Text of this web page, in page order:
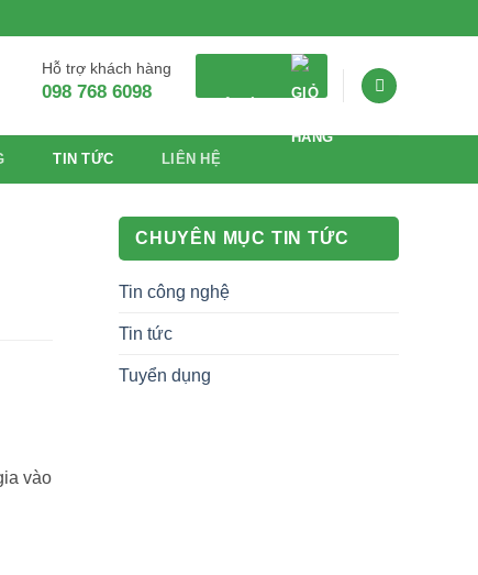
Hỗ trợ khách hàng
098 768 6098
TIN TỨC LIÊN HỆ
vào
CHUYÊN MỤC TIN TỨC
Tin công nghệ
Tin tức
Tuyển dụng